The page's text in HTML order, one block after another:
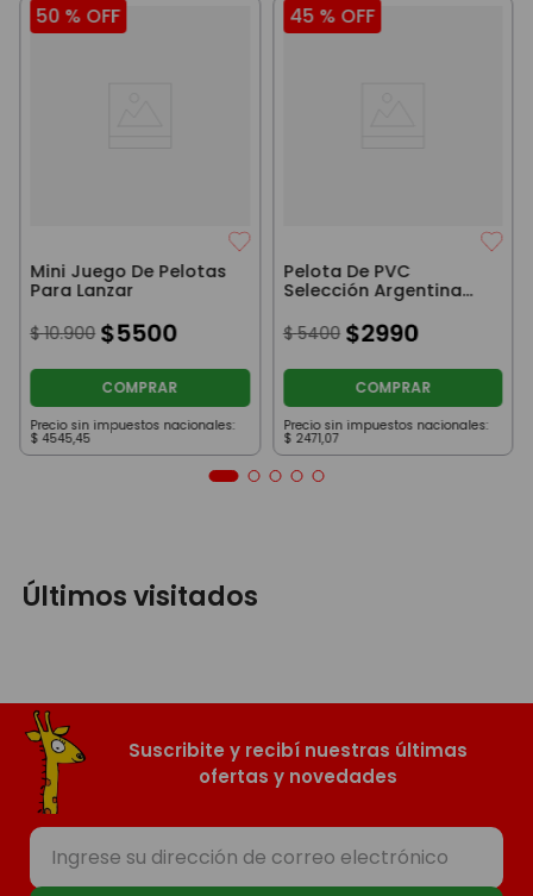
50 % OFF
Mini Juego De Pelotas
Para Lanzar
$ 10.900 $5500
COMPRAR
Precio sin impuestos nacionales:
$ 4545,45
45 % OFF
Pelota De PVC
Selección Argentina
AFA Messi Azul
$ 5400 $2990
COMPRAR
Precio sin impuestos nacionales:
$ 2471,07
Últimos visitados
Suscribite y recibí nuestras últimas
ofertas y novedades